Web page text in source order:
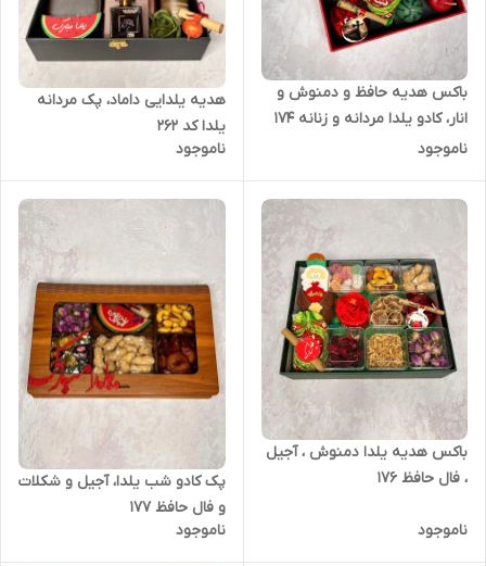
باکس هدیه حافظ و دمنوش و
انار، کادو یلدا مردانه و زنانه ۱۷۴
ناموجود
هدیه یلدایی داماد، پک مردانه
یلدا کد ۲۶۲
ناموجود
باکس هدیه یلدا دمنوش ، آجیل
، فال حافظ ۱۷۶
ناموجود
پک کادو شب یلدا، آجیل و شکلات
و‌ فال حافظ ۱۷۷
ناموجود